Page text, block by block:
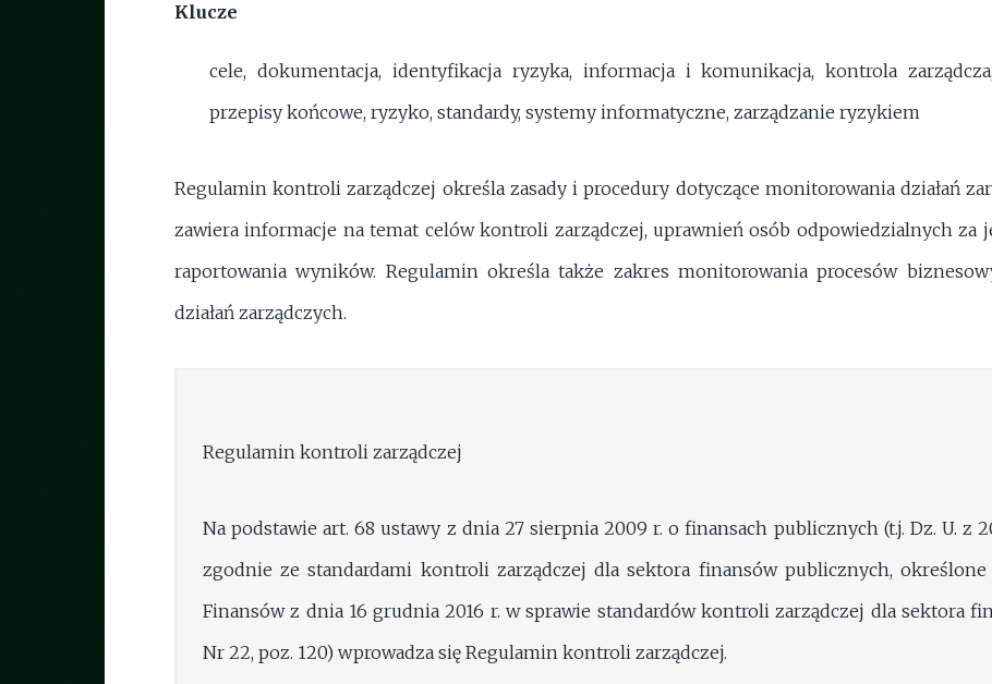
Klucze
cele, dokumentacja, identyfikacja ryzyka, informacja i komunikacja, kontrola
przepisy końcowe, ryzyko, standardy, systemy informatyczne, zarządzanie ryzykiem
Regulamin kontroli zarządczej określa zasady i procedury dotyczące monitorowania działań
zawiera informacje na temat celów kontroli zarządczej, uprawnień osób odpowiedzialnych za
raportowania wyników. Regulamin określa także zakres monitorowania procesów
działań zarządczych.
Regulamin kontroli zarządczej
Na podstawie art. 68 ustawy z dnia 27 sierpnia 2009 r. o finansach publicznych (t.j. Dz. U. z
zgodnie ze standardami kontroli zarządczej dla sektora finansów publicznych,
Finansów z dnia 16 grudnia 2016 r. w sprawie standardów kontroli zarządczej dla sektora
Nr 22, poz. 120) wprowadza się Regulamin kontroli zarządczej.